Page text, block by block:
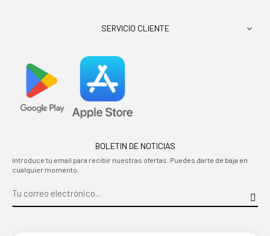
SERVICIO CLIENTE 
BOLETIN DE NOTICIAS
Introduce tu email para recibir nuestras ofertas. Puedes darte de baja en
cualquier momento.